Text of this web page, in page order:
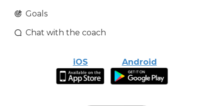
Goals
Chat with the coach
iOS Android